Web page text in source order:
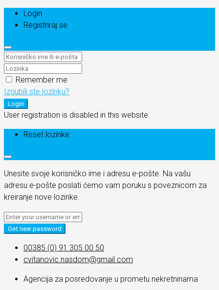
Login
Registriraj se
Remember me
Izgubili ste lozinku?
Login
User registration is disabled in this website.
Reset lozinke
Unesite svoje korisničko ime i adresu e-pošte. Na vašu
adresu e-pošte poslati ćemo vam poruku s poveznicom za
kreiranje nove lozinke.
Get new password
00385 (0) 91 305 00 50
cvitanovic.nasdom@gmail.com
Agencija za posredovanje u prometu nekretninama